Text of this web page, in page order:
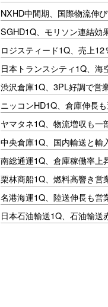
NXHD中間期、国際物流伸
SGHD1Q、モリソン連結効
ロジスティード1Q、売上
日本トランスシティ1Q、海
渋沢倉庫1Q、3PL好調で営
ニッコンHD1Q、倉庫伸長
ヤマタネ1Q、物流増収も一
中央倉庫1Q、国内輸送と輸
南総通運1Q、倉庫稼働率上
栗林商船1Q、燃料高響き営
名港海運1Q、陸送伸長も営
日本石油輸送1Q、石油輸送